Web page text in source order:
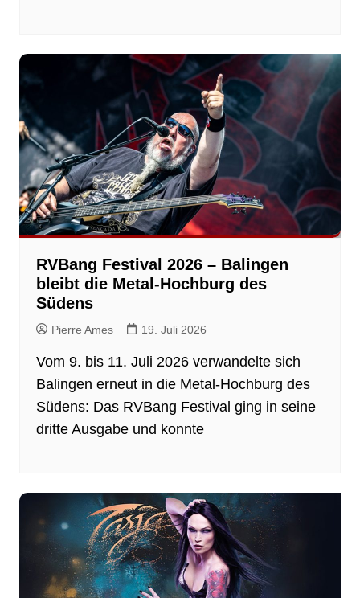
RVBang Festival 2026 – Balingen
bleibt die Metal-Hochburg des
Südens
Pierre Ames 19. Juli 2026
Vom 9. bis 11. Juli 2026 verwandelte sich
Balingen erneut in die Metal-Hochburg des
Südens: Das RVBang Festival ging in seine
dritte Ausgabe und konnte